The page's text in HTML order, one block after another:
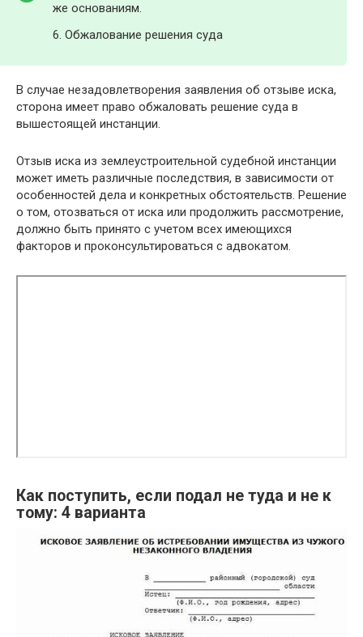
же основаниям.
6. Обжалование решения суда
В случае незадовлетворения заявления об отзыве иска,
сторона имеет право обжаловать решение суда в
вышестоящей инстанции.
Отзыв иска из землеустроительной судебной инстанции
может иметь различные последствия, в зависимости от
особенностей дела и конкретных обстоятельств. Решение
о том, отозваться от иска или продолжить рассмотрение,
должно быть принято с учетом всех имеющихся
факторов и проконсультироваться с адвокатом.
Как поступить, если подал не туда и не к
тому: 4 варианта